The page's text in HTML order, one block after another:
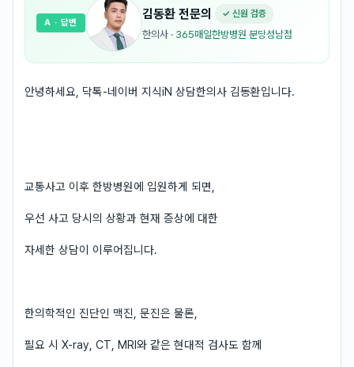
김동환 전문의 ✓ 신원 검증
한의사 · 365매일한방병원 분당성남점
A · 답변
안녕하세요, 닥톡-네이버 지식iN 상담한의사 김동환입니다.
교통사고 이후 한방병원에 입원하게 되면,
우선 사고 당시의 상황과 현재 증상에 대한
자세한 상담이 이루어집니다.
한의학적인 진단인 맥진, 문진은 물론,
필요 시 X-ray, CT, MRI와 같은 현대적 검사도 함께